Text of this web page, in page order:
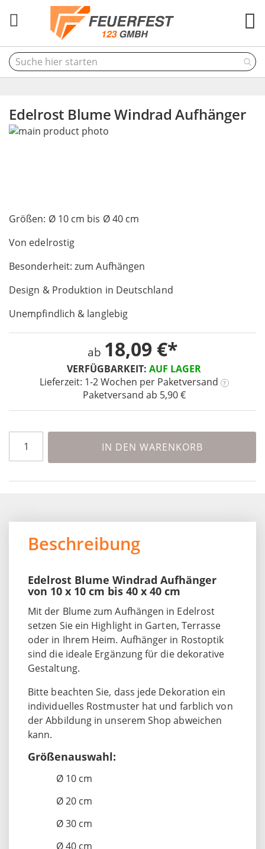
Edelrost Blume Windrad Aufhänger
Größen: Ø 10 cm bis Ø 40 cm
Von edelrostig
Besonderheit: zum Aufhängen
Design & Produktion in Deutschland
Unempfindlich & langlebig
VERFÜGBARKEIT: AUF LAGER
Lieferzeit: 1-2 Wochen per Paketversand ?
Paketversand ab 5,90 €
ab 18,09 €
IN DEN WARENKORB
Skip
gallery
to
beginning
the
images
gallery
Beschreibung
Edelrost Blume Windrad Aufhänger
von 10 x 10 cm bis 40 x 40 cm
Mit der Blume zum Aufhängen in Edelrost
setzen Sie ein Highlight in Garten, Terrasse
oder in Ihrem Heim. Aufhänger in Rostoptik
sind die ideale Ergänzung für die dekorative
Gestaltung.
Bitte beachten Sie, dass jede Dekoration ein
individuelles Rostmuster hat und farblich von
der Abbildung in unserem Shop abweichen
kann.
Größenauswahl:
Ø 10 cm
Ø 20 cm
Ø 30 cm
Ø 40 cm